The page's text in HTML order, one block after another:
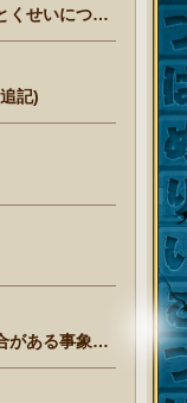
「孤高たる番長・ヨウサイ」の祝福とくせいについて(4/5 14:45追記)
記)
ウソはっぴゃくで進行不能になる場合がある事象について